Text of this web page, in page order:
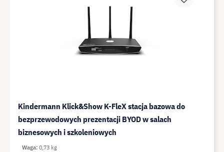
Kindermann Klick&Show K-FleX stacja bazowa do
bezprzewodowych prezentacji BYOD w salach
biznesowych i szkoleniowych
Waga 0,73 kg